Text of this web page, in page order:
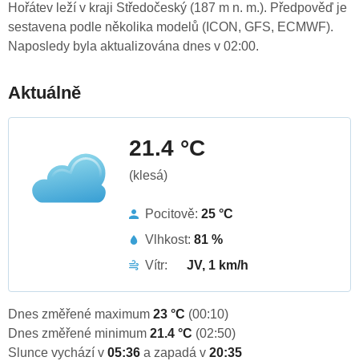
Hořátev leží v kraji Středočeský (187 m n. m.). Předpověď je
sestavena podle několika modelů (ICON, GFS, ECMWF).
Naposledy byla aktualizována dnes v 02:00.
Aktuálně
21.4 °C
(klesá)
Pocitově: 25 °C
Vlhkost: 81 %
Vítr:
JV, 1 km/h
Dnes změřené maximum 23 °C (00:10)
Dnes změřené minimum 21.4 °C (02:50)
Slunce vychází v 05:36 a zapadá v 20:35